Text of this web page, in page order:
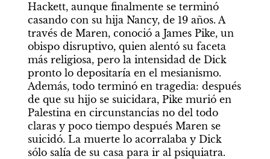
Hackett, aunque finalmente se terminó
casando con su hija Nancy, de 19 años. A
través de Maren, conoció a James Pike, un
obispo disruptivo, quien alentó su faceta
más religiosa, pero la intensidad de Dick
pronto lo depositaría en el mesianismo.
Además, todo terminó en tragedia: después
de que su hijo se suicidara, Pike murió en
Palestina en circunstancias no del todo
claras y poco tiempo después Maren se
suicidó. La muerte lo acorralaba y Dick
sólo salía de su casa para ir al psiquiatra.